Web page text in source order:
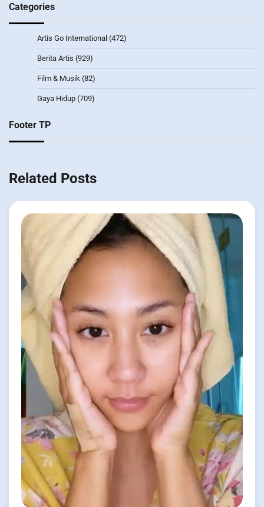
Categories
Artis Go International (472)
Berita Artis (929)
Film & Musik (82)
Gaya Hidup (709)
Footer TP
Related Posts